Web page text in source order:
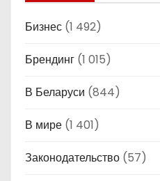
Бизнес (1 492)
Брендинг (1 015)
В Беларуси (844)
В мире (1 401)
Законодательство (57)